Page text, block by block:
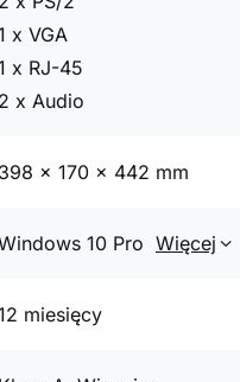
x VGA
x RJ-45
2 x Audio
398 x 170 x 442 mm
10 Pro Więcej
miesięcy